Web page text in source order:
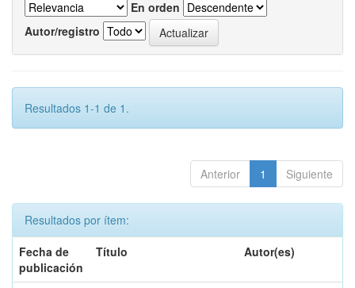
En orden
Autor/registro
Resultados 1-1 de 1.
Anterior 1 Siguiente
Resultados por ítem:
Fecha de
publicación
Título Autor(es)